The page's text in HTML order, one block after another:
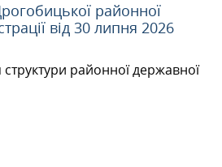
районної
від 30 липня 2026
районної державної